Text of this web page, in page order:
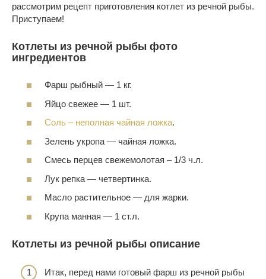
рассмотрим рецепт приготовления котлет из речной рыбы.
Приступаем!
Котлеты из речной рыбы фото
ингредиентов
Фарш рыбный — 1 кг.
Яйцо свежее — 1 шт.
Соль – неполная чайная ложка.
Зелень укропа — чайная ложка.
Смесь перцев свежемолотая – 1/3 ч.л.
Лук репка — четвертинка.
Масло растительное — для жарки.
Крупа манная — 1 ст.л.
Котлеты из речной рыбы описание
Итак, перед нами готовый фарш из речной рыбы